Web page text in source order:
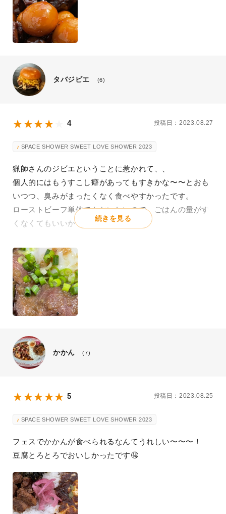
タバジビエ (6)
4 投稿日：2023.08.27
SPACE SHOWER SWEET LOVE SHOWER 2023
猟師さんのジビエということに惹かれて、、
個人的にはもうすこし癖があってもすきかな〜〜とおも
いつつ、臭みがまったくなく食べやすかったです。
ローストビーフ単体でもおいしいので、ごはんの量がす
くなくてもいいかも！
続きを見る
かかん (7)
5 投稿日：2023.08.25
SPACE SHOWER SWEET LOVE SHOWER 2023
フェスでかかんが食べられるなんてうれしい〜〜〜！
豆腐とろとろでおいしかったです🤤